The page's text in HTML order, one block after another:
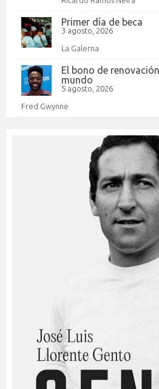
Primer día de beca
3 agosto, 2026
La Galerna
El bono de
mundo
5 agosto, 2026
Fred Gwynne